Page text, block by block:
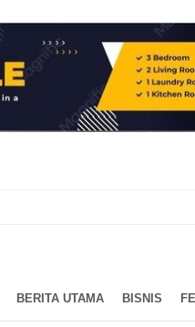
BERITA UTAMA BISNIS